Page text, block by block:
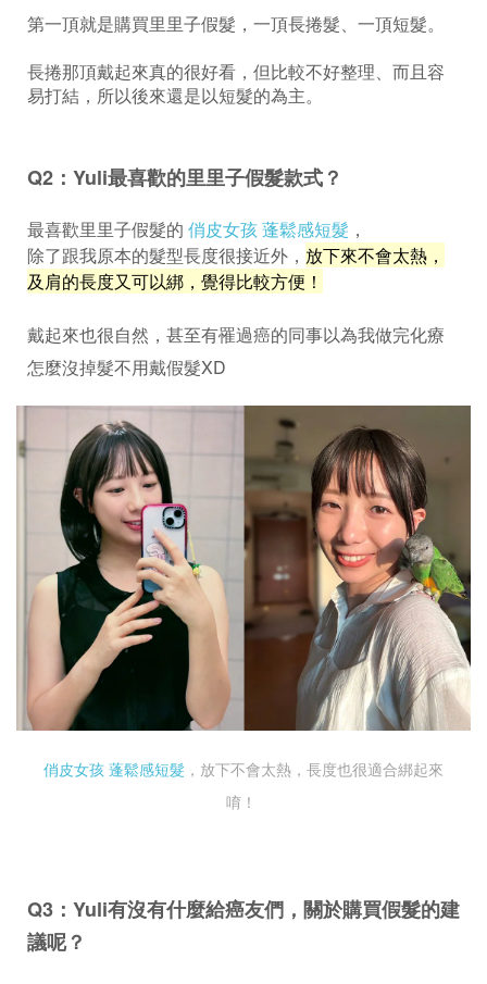
第一頂就是購買里里子假髮，一頂長捲髮、一頂短髮。
長捲那頂戴起來真的很好看，但比較不好整理、而且容
易打結，所以後來還是以短髮的為主。
Q2：Yuli最喜歡的里里子假髮款式？
最喜歡里里子假髮的 俏皮女孩 蓬鬆感短髮 ，
除了跟我原本的髮型長度很接近外， 放下來不會太熱，
及肩的長度又可以綁，覺得比較方便！
戴起來也很自然，甚至有罹過癌的同事以為我做完化療
怎麼沒掉髮不用戴假髮XD
俏皮女孩 蓬鬆感短髮 ，放下不會太熱，長度也很適合綁起來
唷！
Q3：Yuli有沒有什麼給癌友們，關於購買假髮的建
議呢？